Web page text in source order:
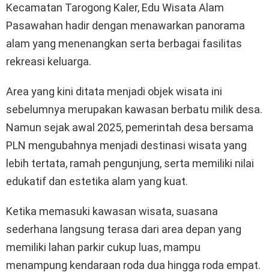
Kecamatan Tarogong Kaler, Edu Wisata Alam
Pasawahan hadir dengan menawarkan panorama
alam yang menenangkan serta berbagai fasilitas
rekreasi keluarga.
Area yang kini ditata menjadi objek wisata ini
sebelumnya merupakan kawasan berbatu milik desa.
Namun sejak awal 2025, pemerintah desa bersama
PLN mengubahnya menjadi destinasi wisata yang
lebih tertata, ramah pengunjung, serta memiliki nilai
edukatif dan estetika alam yang kuat.
Ketika memasuki kawasan wisata, suasana
sederhana langsung terasa dari area depan yang
memiliki lahan parkir cukup luas, mampu
menampung kendaraan roda dua hingga roda empat.